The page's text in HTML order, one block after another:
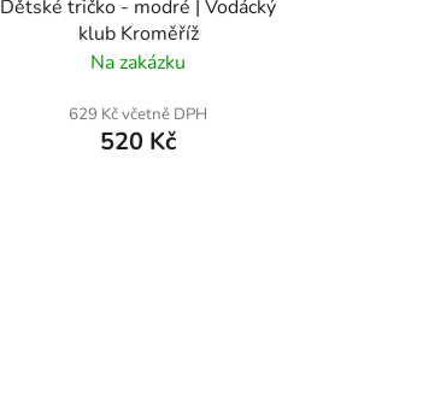
Dětské tričko - modré | Vodácký
klub Kroměříž
Na zakázku
629 Kč včetně DPH
520 Kč